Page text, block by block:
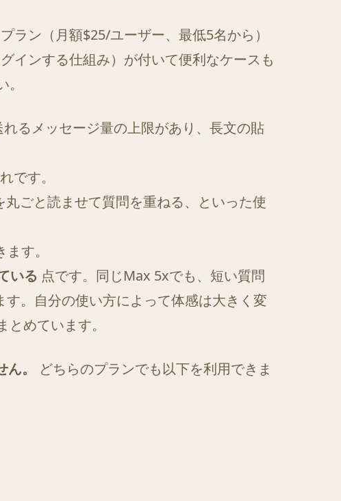
ン（月額$25/ユーザー、最低5名から）
インする仕組み）が付いて便利なケースも
るメッセージ量の上限があり、長文の貼
です。
ごと読ませて質問を重ねる、といった使
す。
いる 点です。同じMax 5xでも、短い質問
。自分の使い方によって体感は大きく変
とめています。
。
どちらのプランでも以下を利用できま